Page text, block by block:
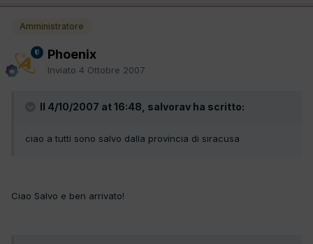
Amministratore
Phoenix
Inviato 4 Ottobre 2007
Il 4/10/2007 at 16:48, salvorav ha scritto:
ciao a tutti sono salvo dalla provincia di siracusa
Ciao Salvo e ben arrivato!